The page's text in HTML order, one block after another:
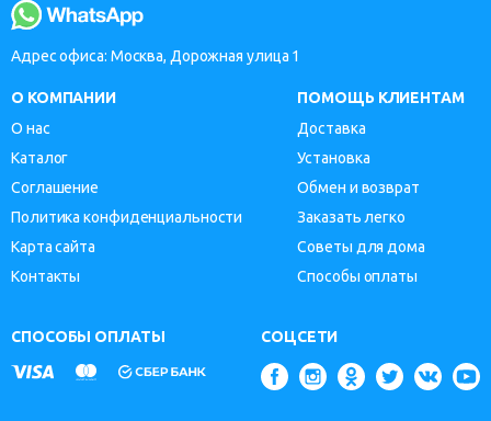
Адрес офиса: Москва, Дорожная улица 1
О КОМПАНИИ
О нас
Каталог
Соглашение
Политика конфиденциальности
Карта сайта
Контакты
ПОМОЩЬ КЛИЕНТАМ
Доставка
Установка
Обмен и возврат
Заказать легко
Советы для дома
Способы оплаты
СПОСОБЫ ОПЛАТЫ СОЦСЕТИ